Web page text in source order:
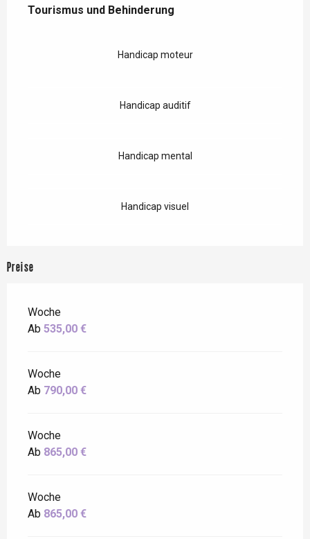
Tourismus und Behinderung
Tourismus und Behinderung
Handicap moteur
Handicap auditif
Handicap mental
Handicap visuel
Preise
Woche
Ab 535,00 €
Woche
Ab 790,00 €
Woche
Ab 865,00 €
Woche
Ab 865,00 €